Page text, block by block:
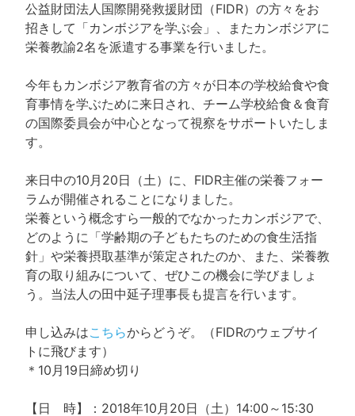
公益財団法人国際開発救援財団（FIDR）の方々をお
招きして「カンボジアを学ぶ会」、またカンボジアに
栄養教諭2名を派遣する事業を行いました。
今年もカンボジア教育省の方々が日本の学校給食や食
育事情を学ぶために来日され、チーム学校給食＆食育
の国際委員会が中心となって視察をサポートいたしま
す。
来日中の10月20日（土）に、FIDR主催の栄養フォー
ラムが開催されることになりました。
栄養という概念すら一般的でなかったカンボジアで、
どのように「学齢期の子どもたちのための食生活指
針」や栄養摂取基準が策定されたのか、また、栄養教
育の取り組みについて、ぜひこの機会に学びましょ
う。当法人の田中延子理事長も提言を行います。
申し込みはこちらからどうぞ。（FIDRのウェブサイ
トに飛びます）
＊10月19日締め切り
【日 時】：2018年10月20日（土）14:00～15:30